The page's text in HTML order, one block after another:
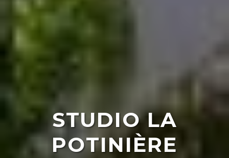
STUDIO LA
POTINIÈRE